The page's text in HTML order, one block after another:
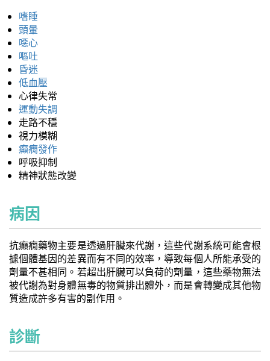
嗜睡
頭暈
噁心
嘔吐
昏迷
低血壓
心律失常
運動失調
走路不穩
視力模糊
癲癇發作
呼吸抑制
精神狀態改變
病因
抗癲癇藥物主要是透過肝臟來代謝，這些代謝系統可能會根
據個體基因的差異而有不同的效率，導致每個人所能承受的
劑量不甚相同。若超出肝臟可以負荷的劑量，這些藥物無法
被代謝為對身體無毒的物質排出體外，而是會轉變成其他物
質造成許多有害的副作用。
診斷